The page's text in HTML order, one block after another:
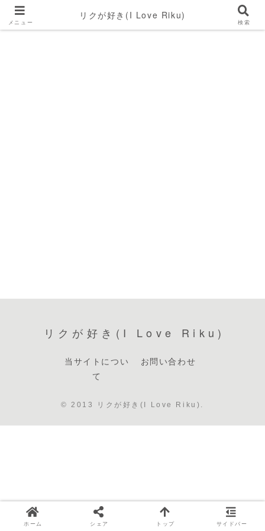
リクが好き(I Love Riku)
当サイトについ
て
お問い合わせ
© 2013 リクが好き(I Love Riku).
メニュー
リクが好き(I Love Riku)
検索
ホーム シェア トップ サイドバー